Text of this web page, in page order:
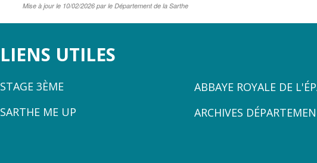
Mise à jour le 10/02/2026 par le Département de la Sarthe
LIENS UTILES
STAGE 3ÈME
SARTHE ME UP
ZONE
3
ABBAYE ROYALE DE
ARCHIVES